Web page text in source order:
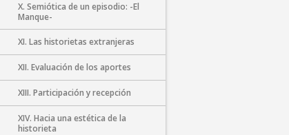
X. Semiótica de un episodio: -El
Manque-
XI. Las historietas extranjeras
XII. Evaluación de los aportes
XIII. Participación y recepción
XIV. Hacia una estética de la
historieta